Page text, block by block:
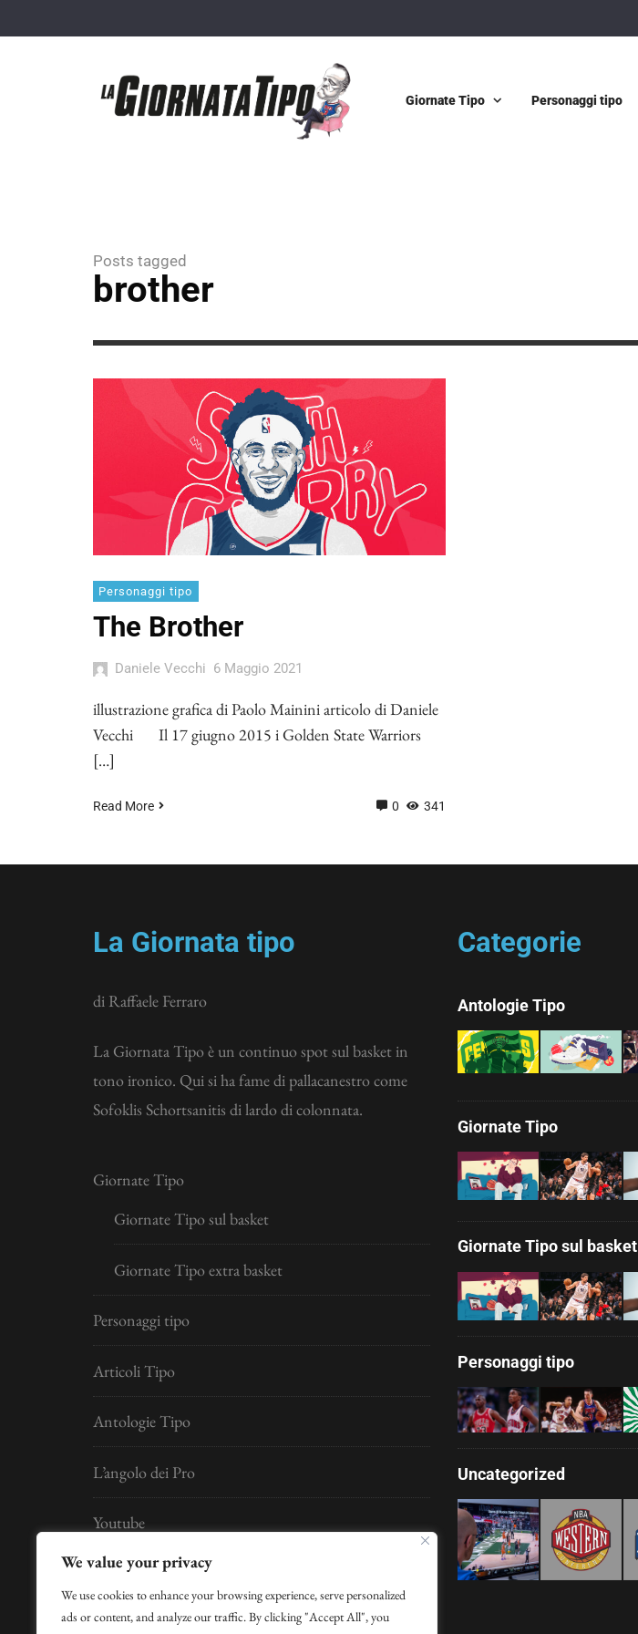
We value your privacy
We use cookies to enhance your browsing experience, serve personalized
ads or content, and analyze our traffic. By clicking "Accept All", you
Giornate Tipo Personaggi tipo
Posts tagged
brother
Personaggi tipo
The Brother
Daniele Vecchi 6 Maggio 2021
illustrazione grafica di Paolo Mainini articolo di Daniele
Vecchi Il 17 giugno 2015 i Golden State Warriors
[…]
Read More 0 341
La Giornata tipo
di Raffaele Ferraro
La Giornata Tipo è un continuo spot sul basket in
tono ironico. Qui si ha fame di pallacanestro come
Sofoklis Schortsanitis di lardo di colonnata.
Giornate Tipo
Giornate Tipo sul basket
Giornate Tipo extra basket
Personaggi tipo
Articoli Tipo
Antologie Tipo
L’angolo dei Pro
Youtube
Developed byDigital Idea S.r.l.
per la Gestione Hosting si ringrazia Claudio Cosenza
Categorie
Antologie Tipo
Giornate Tipo
Giornate Tipo sul basket
Personaggi tipo
Uncategorized